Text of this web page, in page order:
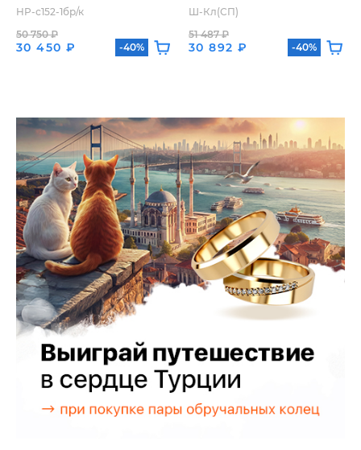
HP-с152-1бр/к
30 450 ₽
50 750 ₽
-40%
Ш-Кл(СП)
30 892 ₽
51 487 ₽
-40%